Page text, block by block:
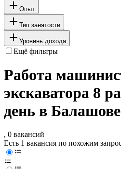
Опыт
Тип занятости
Уровень дохода
Ещё фильтры
Работа
экскаватора 8
день в Балашове
, 0 вакансий
Есть 1 вакансия по похожим